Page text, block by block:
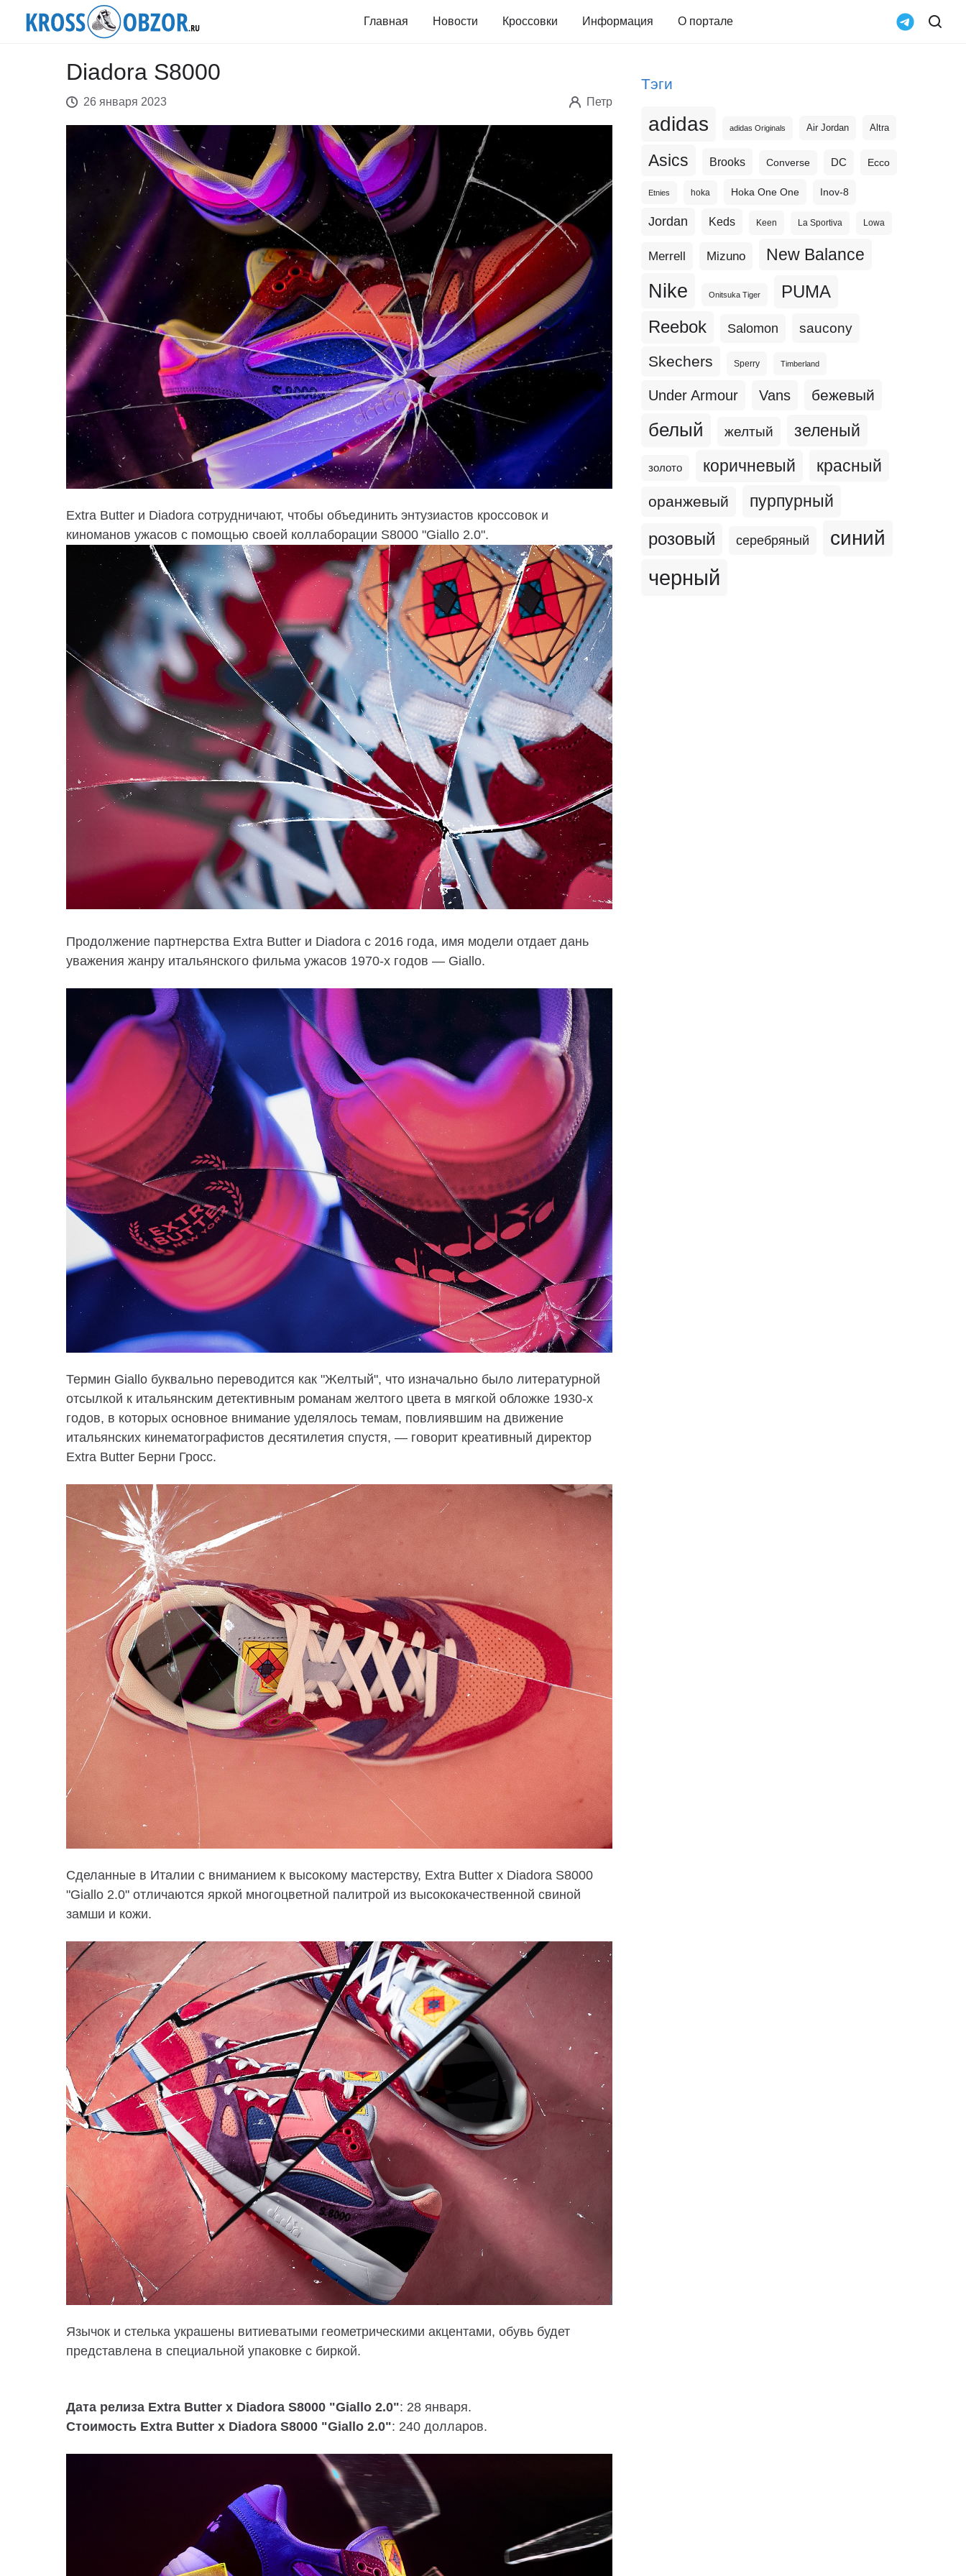
Главная Новости Кроссовки Информация О портале
Diadora S8000
26 января 2023 Петр
Extra Butter и Diadora сотрудничают, чтобы объединить энтузиастов кроссовок и
киноманов ужасов с помощью своей коллаборации S8000 "Giallo 2.0".
Продолжение партнерства Extra Butter и Diadora с 2016 года, имя модели отдает дань
уважения жанру итальянского фильма ужасов 1970-х годов — Giallo.
Термин Giallo буквально переводится как "Желтый", что изначально было литературной
отсылкой к итальянским детективным романам желтого цвета в мягкой обложке 1930-х
годов, в которых основное внимание уделялось темам, повлиявшим на движение
итальянских кинематографистов десятилетия спустя, — говорит креативный директор
Extra Butter Берни Гросс.
Сделанные в Италии с вниманием к высокому мастерству, Extra Butter x Diadora S8000
"Giallo 2.0" отличаются яркой многоцветной палитрой из высококачественной свиной
замши и кожи.
Язычок и стелька украшены витиеватыми геометрическими акцентами, обувь будет
представлена ​​в специальной упаковке с биркой.
Дата релиза Extra Butter x Diadora S8000 "Giallo 2.0": 28 января.
Стоимость Extra Butter x Diadora S8000 "Giallo 2.0": 240 долларов.
Тэги
adidas adidas Originals Air Jordan Altra
Asics Brooks Converse DC Ecco
Etnies hoka Hoka One One Inov-8
Jordan Keds Keen La Sportiva Lowa
Merrell Mizuno New Balance
Nike Onitsuka Tiger PUMA
Reebok Salomon saucony
Skechers Sperry Timberland
Under Armour Vans бежевый
белый желтый зеленый
золото коричневый красный
оранжевый пурпурный
розовый серебряный синий
черный